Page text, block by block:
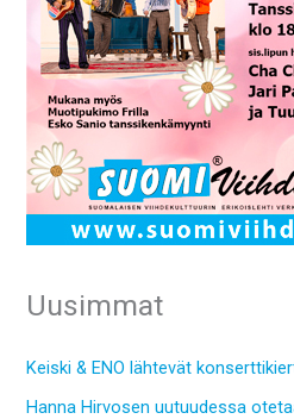
Uusimmat
Keiski & ENO lähtevät
Hanna Hirvosen uutuudessa